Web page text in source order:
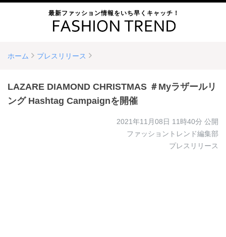
最新ファッション情報をいち早くキャッチ！
ホーム プレスリリース
LAZARE DIAMOND CHRISTMAS ＃Myラザールリ
ング Hashtag Campaignを開催
2021年11月08日 11時40分 公開
ファッショントレンド編集部
プレスリリース